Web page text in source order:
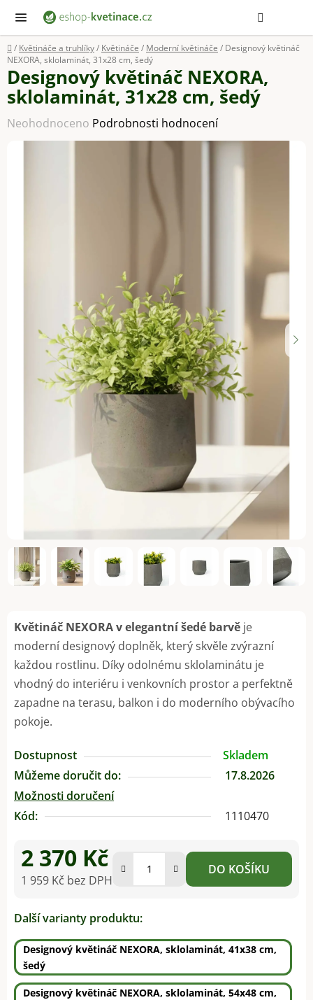
obsah
Domů
/ Květináče a truhlíky/ Květináče / Moderní květináče / Designový květináč
NEXORA, sklolaminát, 31x28 cm, šedý
Květináč NEXORAv elegantní šedé barvě je
moderní designový doplněk, který skvěle zvýrazní
každou rostlinu. Díky odolnému sklolaminátu je
vhodný do interiéru i venkovních prostor a perfektně
zapadne na terasu, balkon i do moderního obývacího
pokoje.
Dostupnost
Skladem
Můžeme doručit do:
17.8.2026
Možnosti doručení
Kód:
1110470
2 370 Kč
1 959 Kč bez DPH
DO KOŠÍKU
Další varianty produktu:
Designový květináč NEXORA, sklolaminát, 41x38 cm,
šedý
Designový květináč NEXORA, sklolaminát, 54x48 cm,
Designový květináč NEXORA,
sklolaminát, 31x28 cm, šedý
Průměrné
hodnocení
Neohodnoceno Podrobnosti hodnocení